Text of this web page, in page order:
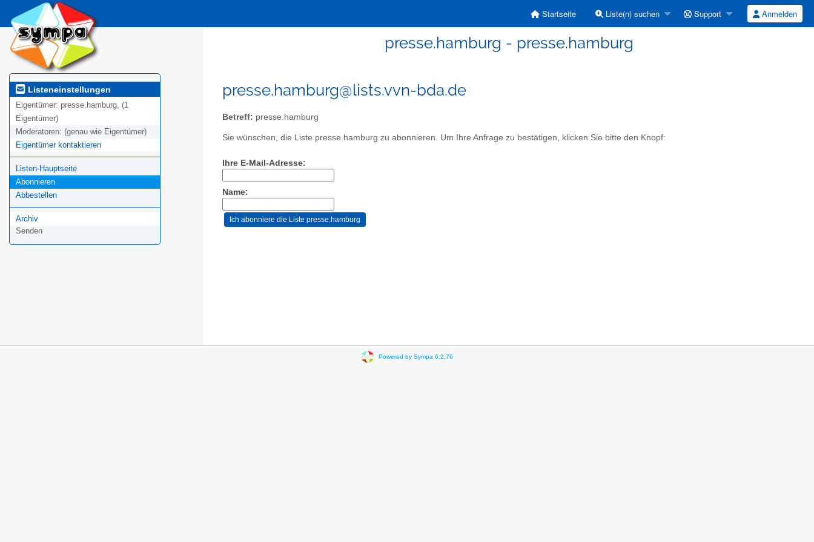
Startseite Liste(n) suchen Support Anmelden
presse.hamburg - presse.hamburg
Listeneinstellungen
Eigentümer: presse.hamburg, (1
Eigentümer)
Moderatoren: (genau wie Eigentümer)
Eigentümer kontaktieren
Listen-Hauptseite
Abonnieren
Abbestellen
Archiv
Senden
presse.hamburg@lists.vvn-bda.de
Betreff: presse.hamburg
Sie wünschen, die Liste presse.hamburg zu abonnieren. Um Ihre Anfrage zu bestätigen, klicken Sie bitte den Knopf:
Ihre E-Mail-Adresse:
Name:
Powered by Sympa 6.2.76